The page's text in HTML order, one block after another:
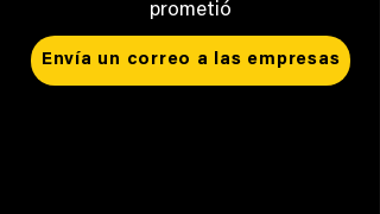
prometió
Envía un correo a las empresas